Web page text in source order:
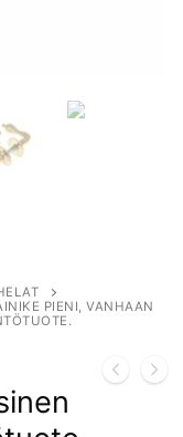
PIENI, VANHAAN